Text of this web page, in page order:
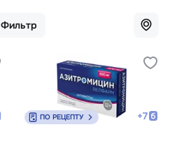
Фильтр
ПО РЕЦЕПТУ +7